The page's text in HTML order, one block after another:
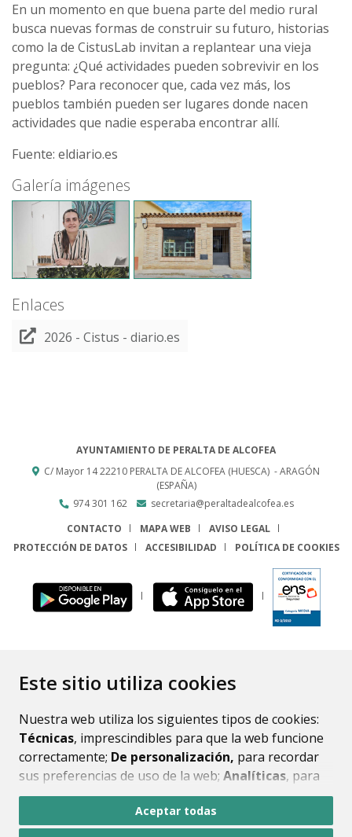
Este sitio utiliza cookies
Nuestra web utiliza los siguientes tipos de cookies:
Técnicas, imprescindibles para que la web funcione
correctamente; De personalización, para recordar
sus preferencias de uso de la web; Analíticas, para
mejorar el funcionamiento de la web y sus servicios.
Si acepta pulsando el botón“Aceptar todas”
Aceptar todas
En un momento en que buena parte del medio rural
busca nuevas formas de construir su futuro, historias
como la de CistusLab invitan a replantear una vieja
pregunta: ¿Qué actividades pueden sobrevivir en los
pueblos? Para reconocer que, cada vez más, los
pueblos también pueden ser lugares donde nacen
actividades que nadie esperaba encontrar allí.
Fuente: eldiario.es
Galería imágenes
Enlaces
2026 - Cistus - diario.es
AYUNTAMIENTO DE PERALTA DE ALCOFEA
C/ Mayor 1422210 PERALTA DE ALCOFEA (HUESCA) - ARAGÓN
(ESPAÑA)
974 301 162
secretaria@peraltadealcofea.es
CONTACTO
MAPA WEB
AVISO LEGAL
PROTECCIÓN DE DATOS
ACCESIBILIDAD POLÍTICA DE COOKIES